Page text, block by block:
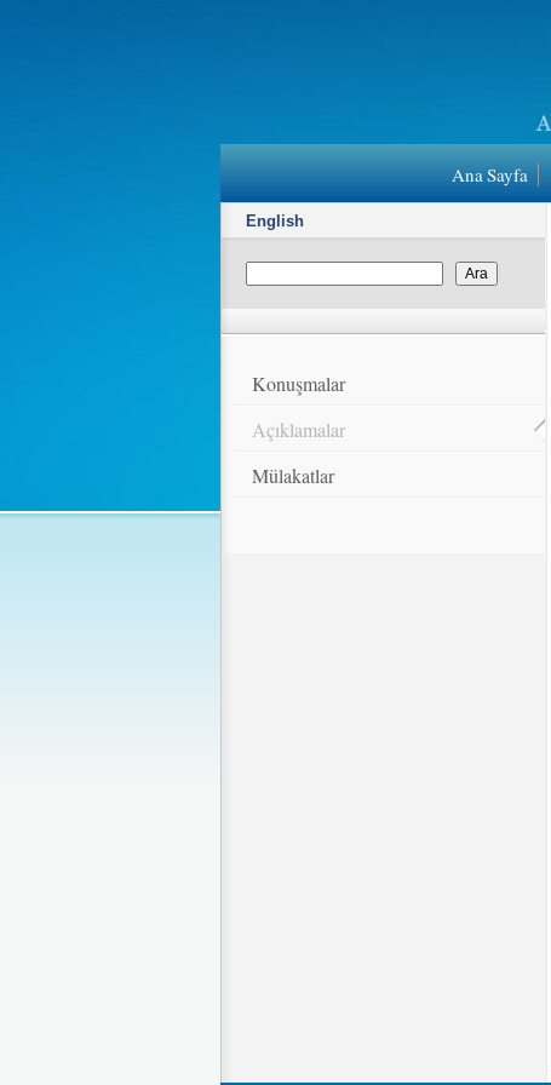
Ana Sayfa
English
Konuşmalar
Açıklamalar
Mülakatlar